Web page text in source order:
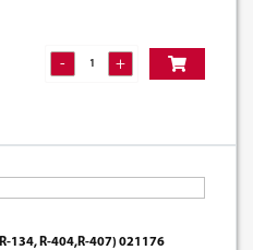
- +
134, R-404,R-407) 021176